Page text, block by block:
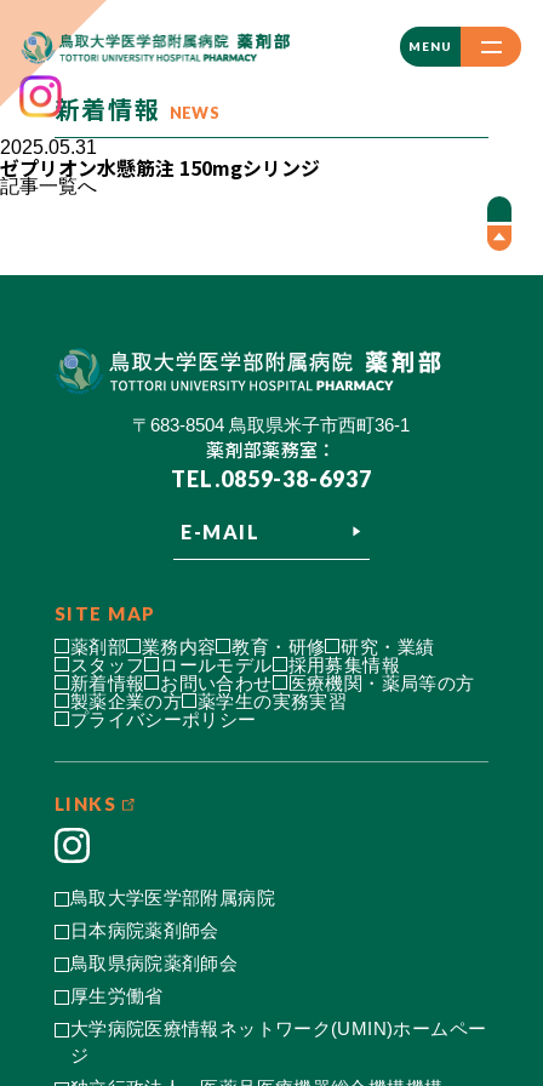
MENU
CLOSE
新着情報 NEWS
2025.05.31
ゼプリオン水懸筋注 150mgシリンジ
記事一覧へ
〒683-8504 鳥取県米子市西町36-1
薬剤部薬務室：
TEL.0859-38-6937
E-MAIL
SITE MAP
薬剤部 業務内容 教育・研修
研究・業績
スタッフ
ロールモデル
採用募集情報
新着情報
お問い合わせ
医療機関・薬局等の方
製薬企業の方
薬学生の実務実習
プライバシーポリシー
LINKS
鳥取大学医学部附属病院
日本病院薬剤師会
鳥取県病院薬剤師会
厚生労働省
大学病院医療情報ネットワーク(UMIN)ホームペー
ジ